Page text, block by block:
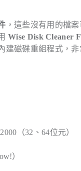
，這些沒有用的檔
Wise Disk Cleaner
建磁碟重組程式，非
（32、64位元）
）